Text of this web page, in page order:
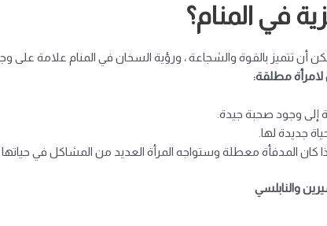
في المنام؟
أن تتميز بالقوة والشجاعة ، ورؤية السخان في المنام علامة
مطلقة:
إلى وجود صحبة جيدة.
جديدة لها.
كان المدفأة معطلة وستواجه المرأة العديد من المشاكل في حياتها
والنابلسي